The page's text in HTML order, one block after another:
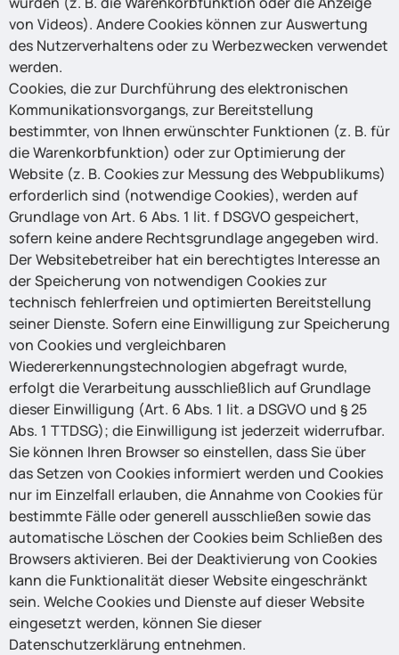
von Videos). Andere Cookies können zur Auswertung
des Nutzerverhaltens oder zu Werbezwecken verwendet
werden.
Cookies, die zur Durchführung des elektronischen
Kommunikationsvorgangs, zur Bereitstellung
bestimmter, von Ihnen erwünschter Funktionen (z. B. für
die Warenkorbfunktion) oder zur Optimierung der
Website (z. B. Cookies zur Messung des Webpublikums)
erforderlich sind (notwendige Cookies), werden auf
Grundlage von Art. 6 Abs. 1 lit. f DSGVO gespeichert,
sofern keine andere Rechtsgrundlage angegeben wird.
Der Websitebetreiber hat ein berechtigtes Interesse an
der Speicherung von notwendigen Cookies zur
technisch fehlerfreien und optimierten Bereitstellung
seiner Dienste. Sofern eine Einwilligung zur Speicherung
von Cookies und vergleichbaren
Wiedererkennungstechnologien abgefragt wurde,
erfolgt die Verarbeitung ausschließlich auf Grundlage
dieser Einwilligung (Art. 6 Abs. 1 lit. a DSGVO und § 25
Abs. 1 TTDSG); die Einwilligung ist jederzeit widerrufbar.
Sie können Ihren Browser so einstellen, dass Sie über
das Setzen von Cookies informiert werden und Cookies
nur im Einzelfall erlauben, die Annahme von Cookies für
bestimmte Fälle oder generell ausschließen sowie das
automatische Löschen der Cookies beim Schließen des
Browsers aktivieren. Bei der Deaktivierung von Cookies
kann die Funktionalität dieser Website eingeschränkt
sein. Welche Cookies und Dienste auf dieser Website
eingesetzt werden, können Sie dieser
Datenschutzerklärung entnehmen.